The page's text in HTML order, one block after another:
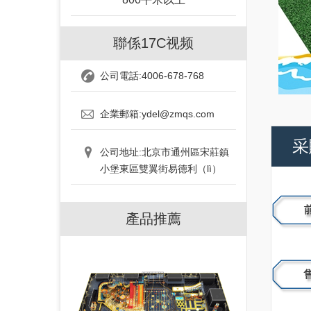
聯係17C视频
公司電話:4006-678-768
企業郵箱:ydel@zmqs.com
公司地址:北京市通州區宋莊鎮
小堡東區雙翼街易德利（lì）
產品推薦